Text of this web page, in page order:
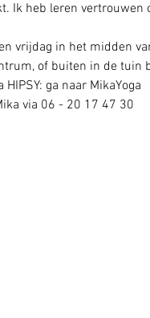
Ik heb leren
vrijdag in het midden
of buiten in de tuin
HIPSY: ga naar MikaYoga
via 06 - 20 17 47 30